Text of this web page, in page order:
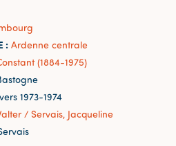
: Ardenne centrale
(1884-1975)
vers 1973-1974
/ Servais, Jacqueline